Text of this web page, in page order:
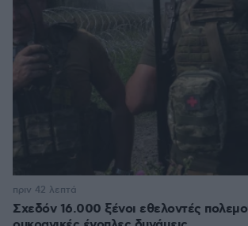
Σχεδόν 16.000 ξένοι εθελοντές
πριν 42 λεπτά